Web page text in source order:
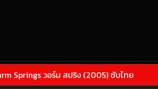
Springs วอร์ม สปริง (2005) ซับไทย